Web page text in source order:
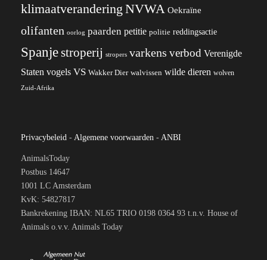
klimaatverandering NVWA Oekraïne
olifanten oorlog paarden petitie politie reddingsactie
Spanjestroperij stropers varkens verbod Verenigde
Staten vogels VS Wakker Dier walvissen wilde dieren wolven
Zuid-Afrika
Privacybeleid - Algemene voorwaarden - ANBI
AnimalsToday
Postbus 14647
1001 LC Amsterdam
KvK: 54827817
Bankrekening IBAN: NL65 TRIO 0198 0364 93 t.n.v. House of
Animals o.v.v. Animals Today